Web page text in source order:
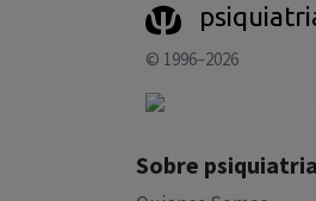
© 1996–2026
Sobre